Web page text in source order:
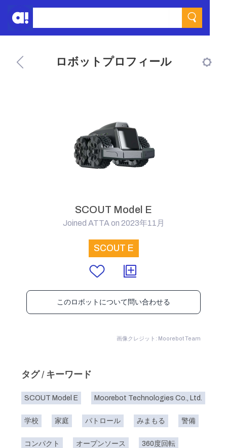
ロボットプロフィール
SCOUT Model E
Joined ATTA on 2023年11月
SCOUT E
このロボットについて問い合わせる
画像クレジット: Moorebot Team
タグ / キーワード
SCOUT Model E Moorebot Technologies Co., Ltd.
学校 家庭 パトロール みまもる 警備
コンパクト オープンソース 360度回転